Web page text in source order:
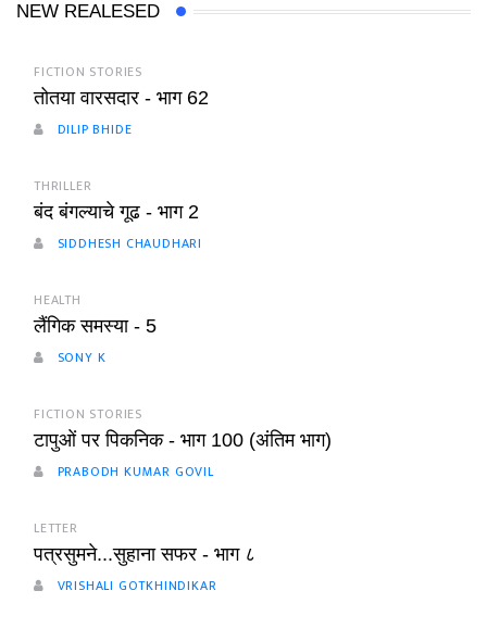
NEW REALESED
FICTION STORIES
तोतया वारसदार - भाग 62
DILIP BHIDE
THRILLER
बंद बंगल्याचे गूढ - भाग 2
SIDDHESH CHAUDHARI
HEALTH
लैंगिक समस्या - 5
SONY K
FICTION STORIES
टापुओं पर पिकनिक - भाग 100 (अंतिम भाग)
PRABODH KUMAR GOVIL
LETTER
पत्रसुमने...सुहाना सफर - भाग ८
VRISHALI GOTKHINDIKAR